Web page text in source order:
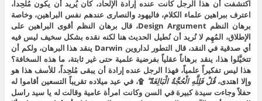
اكتشفت أن هذا الرجل كانت عنده إرادة الإلحاد، كان يُريد أن يكون مُلحِداً،
اعترف ببراهين علماء الكلام، فاليهود والنصارى عندهم نفس البراهين، وخاصة
برهان النظم Design Argument، قال برهان النظم أقوى البراهين على
الإطلاق، المُهِم لا نُريد أن نُطيل الحديث هنا لكنه نقده بشكل سخيف ليس فيه
أي صدقية في النقد، قال التطور لداروين Darwin ينقد هذا البرهان، ولكم أن
تتخيَّلوا هذا، ينقد برهاناً عقلياً بفرضية علمية حتى غير ثابتة، ما هذه السخافة؟
هذا ليس تفكيراً علمياً، فهذا الرجل عنده إرادة أن يبقى مُلحِداً، للأسف هذا هو
وإلا اهتدى،قُلْ فَلِلَّهِ الْحُجَّةُ الْبَالِغَةُ ۖ ۩، في عيد ميلاده تقريباً التسعين أقاموا له
حفلاً وجاءت سيدة كبيرة في السن وكانت امرأة عامية وقالت له يا سيد راسل